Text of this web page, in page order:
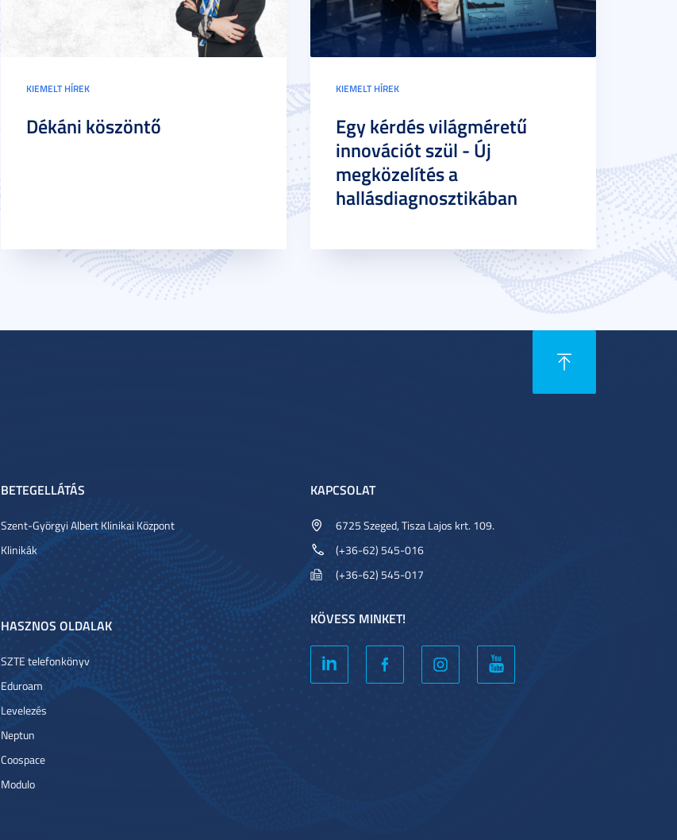
KIEMELT HÍREK
Dékáni köszöntő
KIEMELT HÍREK
Egy kérdés világméretű
innovációt szül - Új
megközelítés a
hallásdiagnosztikában
BETEGELLÁTÁS
Szent-Györgyi Albert Klinikai Központ
Klinikák
HASZNOS OLDALAK
SZTE telefonkönyv
Eduroam
Levelezés
Neptun
Coospace
Modulo
KAPCSOLAT
6725 Szeged, Tisza Lajos krt. 109.
(+36-62) 545-016
(+36-62) 545-017
KÖVESS MINKET!